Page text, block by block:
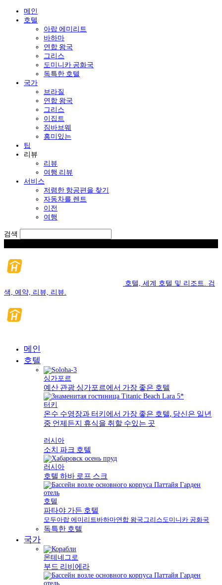
메인
호텔
아랍 에미리트
바하마
연합 왕국
그리스
도미니카 공화국
독특한 호텔
국가
브라질
연합 왕국
그리스
이집트
짐바브웨
흥미있는
팁
리뷰
리뷰
여행 리뷰
서비스
저렴한 항공편을 찾기
자동차를 렌트
이전
여행
검색
호텔, 세계 호텔 및 리조트. 검
색, 예약, 리뷰, 리뷰.
메인
호텔
싱가포르
예산 관광 싱가포르에서 가장 좋은 호텔
터키
온수 수영장과 터키에서 가장 좋은 호텔, 당신은 일년
중 언제든지 휴식을 취할 수있는 곳
러시아
소치 파크 호텔
러시아
호텔 하바 로프 스크
호텔
파타야 가든 호텔
모두아랍 에미리트바하마연합 왕국그리스도미니카 공화국
독특한 호텔
국가
몬테네그로
부드 리비에라